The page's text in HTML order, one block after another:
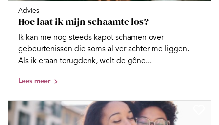
Advies
Hoe laat ik mijn schaamte los?
Ik kan me nog steeds kapot schamen over
gebeurtenissen die soms al ver achter me liggen.
Als ik eraan terugdenk, welt de gêne...
Lees meer